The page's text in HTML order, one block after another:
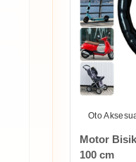
Oto
Motor
100 cm